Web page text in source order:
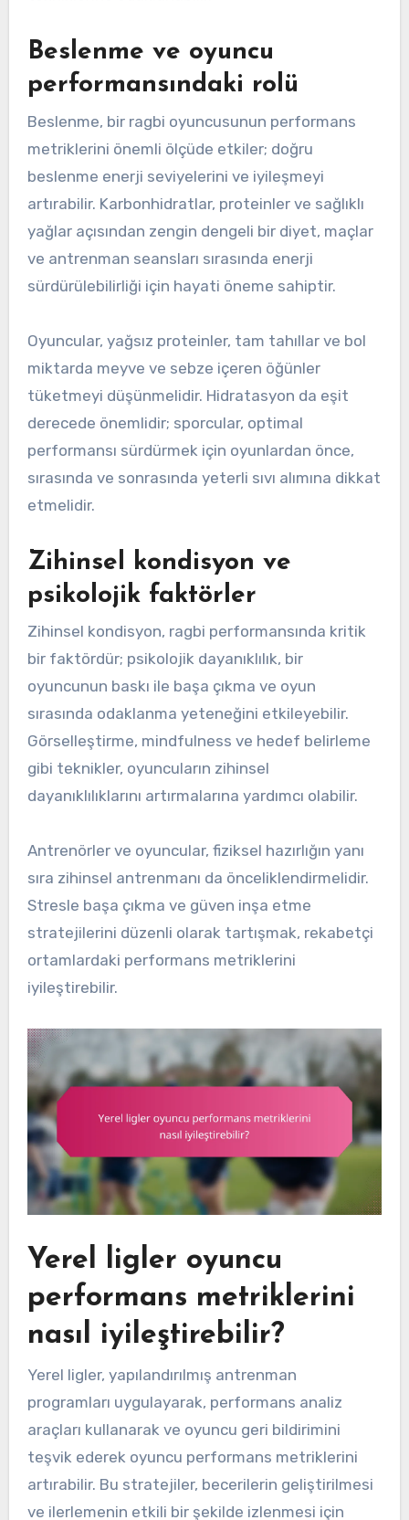
Beslenme ve oyuncu
performansındaki rolü
Beslenme, bir ragbi oyuncusunun performans
metriklerini önemli ölçüde etkiler; doğru
beslenme enerji seviyelerini ve iyileşmeyi
artırabilir. Karbonhidratlar, proteinler ve sağlıklı
yağlar açısından zengin dengeli bir diyet, maçlar
ve antrenman seansları sırasında enerji
sürdürülebilirliği için hayati öneme sahiptir.
Oyuncular, yağsız proteinler, tam tahıllar ve bol
miktarda meyve ve sebze içeren öğünler
tüketmeyi düşünmelidir. Hidratasyon da eşit
derecede önemlidir; sporcular, optimal
performansı sürdürmek için oyunlardan önce,
sırasında ve sonrasında yeterli sıvı alımına dikkat
etmelidir.
Zihinsel kondisyon ve
psikolojik faktörler
Zihinsel kondisyon, ragbi performansında kritik
bir faktördür; psikolojik dayanıklılık, bir
oyuncunun baskı ile başa çıkma ve oyun
sırasında odaklanma yeteneğini etkileyebilir.
Görselleştirme, mindfulness ve hedef belirleme
gibi teknikler, oyuncuların zihinsel
dayanıklılıklarını artırmalarına yardımcı olabilir.
Antrenörler ve oyuncular, fiziksel hazırlığın yanı
sıra zihinsel antrenmanı da önceliklendirmelidir.
Stresle başa çıkma ve güven inşa etme
stratejilerini düzenli olarak tartışmak, rekabetçi
ortamlardaki performans metriklerini
iyileştirebilir.
Yerel ligler oyuncu
performans metriklerini
nasıl iyileştirebilir?
Yerel ligler, yapılandırılmış antrenman
programları uygulayarak, performans analiz
araçları kullanarak ve oyuncu geri bildirimini
teşvik ederek oyuncu performans metriklerini
artırabilir. Bu stratejiler, becerilerin geliştirilmesi
ve ilerlemenin etkili bir şekilde izlenmesi için